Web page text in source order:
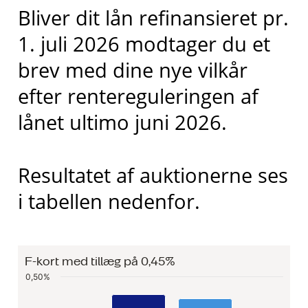
Bliver dit lån refinansieret pr.
1. juli 2026 modtager du et
brev med dine nye vilkår
efter rentereguleringen af
lånet ultimo juni 2026.
Resultatet af auktionerne ses
i tabellen nedenfor.
Chart
F-kort med tillæg på 0,45%
0,50%